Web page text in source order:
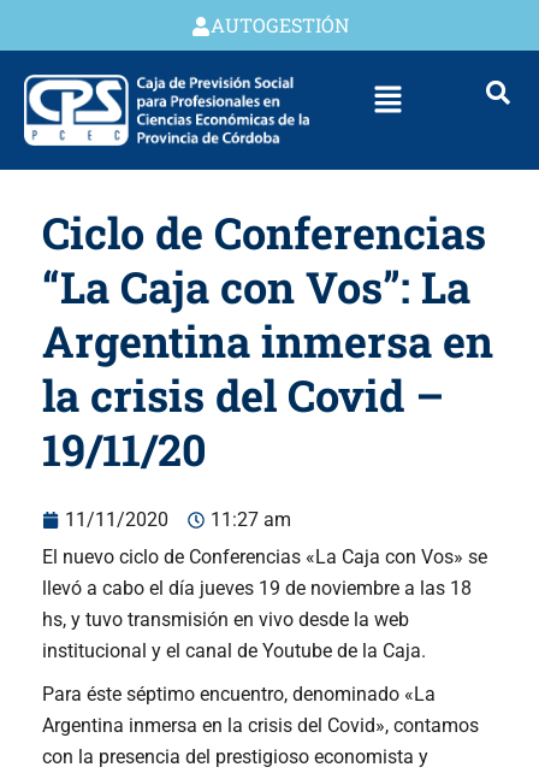
AUTOGESTIÓN
Ciclo de Conferencias
“La Caja con Vos”: La
Argentina inmersa en
la crisis del Covid –
19/11/20
11/11/2020
11:27 am
El nuevo ciclo de Conferencias «La Caja con Vos» se
llevó a cabo el día jueves 19 de noviembre a las 18
hs, y tuvo transmisión en vivo desde la web
institucional y el canal de Youtube de la Caja.
Para éste séptimo encuentro, denominado «La
Argentina inmersa en la crisis del Covid», contamos
con la presencia del prestigioso economista y